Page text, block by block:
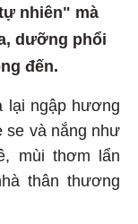
nhiên" mà
dưỡng phổi
đến.
lại ngập hương
se và nắng như
mùi thơm lẩn
thân thương